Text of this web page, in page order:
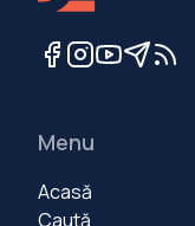
Menu
Acasă
Caută